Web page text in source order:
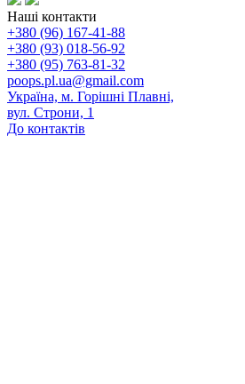
Наші контакти
+380 (96) 167-41-88
+380 (93) 018-56-92
+380 (95) 763-81-32
poops.pl.ua@gmail.com
Україна, м. Горішні Плавні,
вул. Строни, 1
До контактів